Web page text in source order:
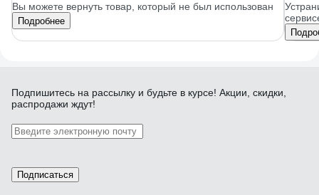
Вы можете вернуть товар, который не был использован
Подробнее
Подпишитесь на рассылку и будьте в курсе! Акции, скидки,
распродажи ждут!
Подписаться